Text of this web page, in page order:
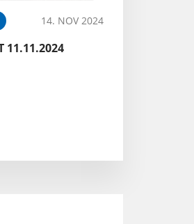
14. NOV 2024
11.11.2024